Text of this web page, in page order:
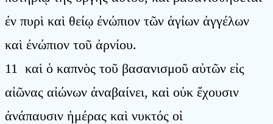
ἐν πυρὶ καὶ θείῳ ἐνώπιον τῶν ἁγίων ἀγγέλων
καὶ ἐνώπιον τοῦ ἀρνίου.
11 καὶ ὁ καπνὸς τοῦ βασανισμοῦ αὐτῶν εἰς
αἰῶνας αἰώνων ἀναβαίνει, καὶ οὐκ ἔχουσιν
ἀνάπαυσιν ἡμέρας καὶ νυκτός οἱ